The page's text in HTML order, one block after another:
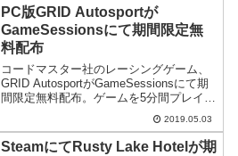
PC版GRID Autosportが
GameSessionsにて期間限定無
料配布
コードマスター社のレーシングゲーム、
GRID AutosportがGameSessionsにて期
間限定無料配布。ゲームを5分間プレイす
ることでアカウントに登録されるという
仕組みです。ゲームの受け取り方と一部
制限について紹介します。
2019.05.03
SteamにてRusty Lake Hotelが期